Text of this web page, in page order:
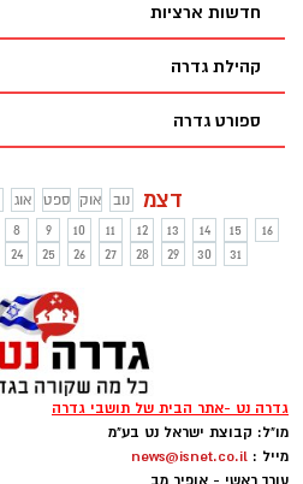
חדשות ארציות
קהילת גדרה
ספורט גדרה
אוג ספט אוק נוב דצמ
8 9 10 11 12 13 14 15
16
24 25 26 27 28 29 30 31
גדרה נט -אתר הבית של תושבי גדרה
מו"ל: קבוצת ישראל נט בע"מ
מייל : news@isnet.co.il